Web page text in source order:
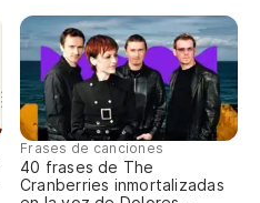
Frases de canciones
40 frases de The
Cranberries inmortalizadas